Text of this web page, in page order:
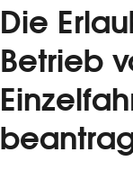
Die
Betrieb